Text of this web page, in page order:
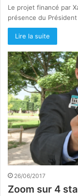
Le projet financé par
présence du
Lire la suite
26/06/2017
Zoom sur 4